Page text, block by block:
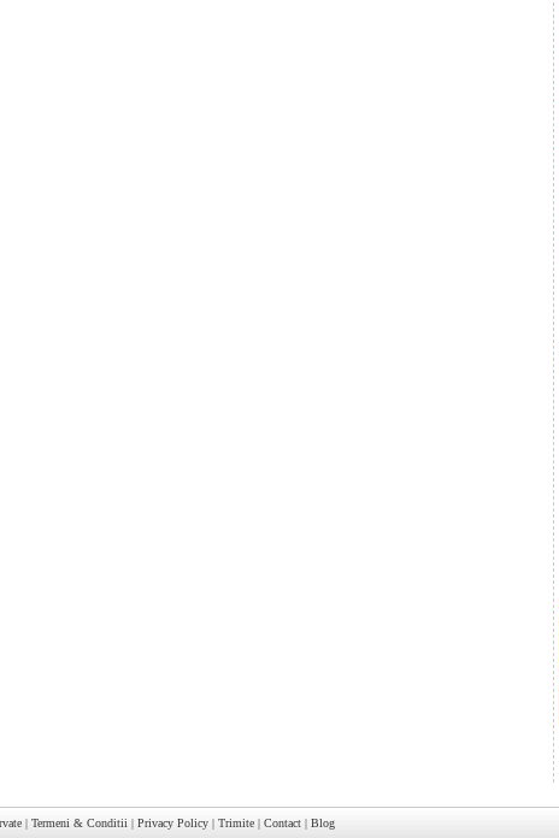
| Termeni & Conditii | Privacy Policy | Trimite | Contact | Blog